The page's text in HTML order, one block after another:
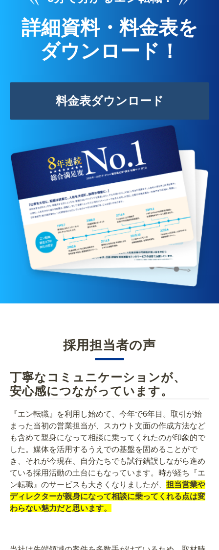
詳細資料・料金表を
ダウンロード！
料金表ダウンロード
採用担当者の声
丁寧なコミュニケーションが、
安心感につながっています。
『エン転職』を利用し始めて、今年で6年目。取引が始
まった当初の営業担当が、スカウト文面の作成方法など
も含めて親身になって相談に乗ってくれたのが印象的で
した。媒体を活用するうえでの基盤を固めることがで
き、それが今現在、自分たちでも試行錯誤しながら進め
ている採用活動の土台にもなっています。時が経ち『エ
ン転職』のサービスも大きくなりましたが、 担当営業や
ディレクターが親身になって相談に乗ってくれる点は変
わらない魅力だと思います。